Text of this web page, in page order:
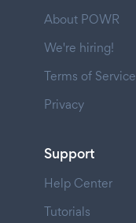
About POWR
We're hiring!
Terms of Service
Privacy
Support
Help Center
Tutorials